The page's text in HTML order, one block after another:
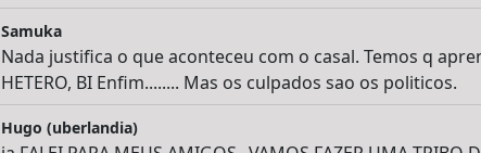
Samuka
Nada justifica o que aconteceu com o casal. Temos q
HETERO, BI Enfim........ Mas os culpados sao os politicos.
Hugo (uberlandia)